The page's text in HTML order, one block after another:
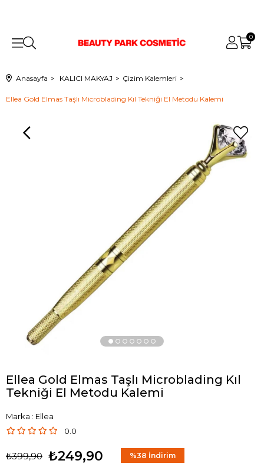
0
Anasayfa KALICI MAKYAJ Çizim Kalemleri
Ellea Gold Elmas Taşlı Microblading Kıl Tekniği El Metodu Kalemi
Ellea Gold Elmas Taşlı Microblading Kıl
Tekniği El Metodu Kalemi
Marka : Ellea
0.0
₺399,90 ₺249,90 %38 İndirim